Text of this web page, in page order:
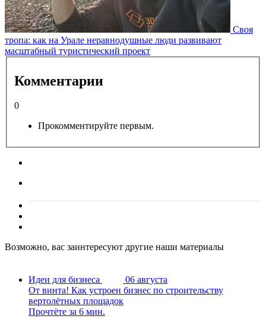
Своя
тропа: как на Урале неравнодушные люди развивают
масштабный туристический проект
Комментарии
0
Прокомментируйте первым.
Возможно, вас заинтересуют другие наши материалы
Идеи для бизнеса
06 августа
От винта! Как устроен бизнес по строительству
вертолётных площадок
Прочтёте за 6 мин.